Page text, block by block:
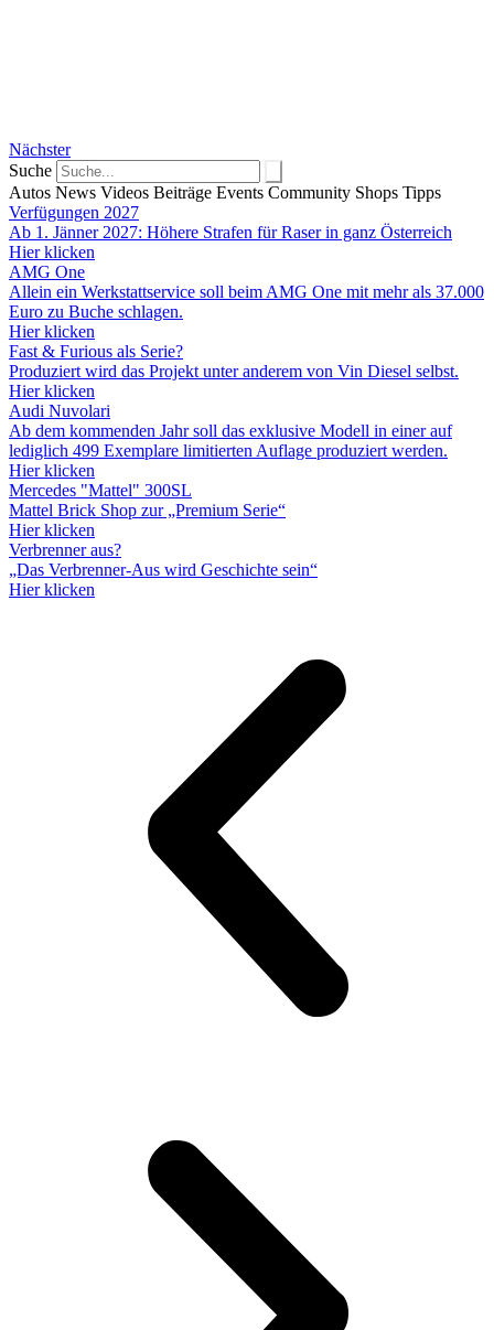
Nächster
Suche
Autos News Videos Beiträge Events Community Shops Tipps
Verfügungen 2027
Ab 1. Jänner 2027: Höhere Strafen für Raser in ganz Österreich
Hier klicken
AMG One
Allein ein Werkstattservice soll beim AMG One mit mehr als 37.000
Euro zu Buche schlagen.
Hier klicken
Fast & Furious als Serie?
Produziert wird das Projekt unter anderem von Vin Diesel selbst.
Hier klicken
Audi Nuvolari
Ab dem kommenden Jahr soll das exklusive Modell in einer auf
lediglich 499 Exemplare limitierten Auflage produziert werden.
Hier klicken
Mercedes "Mattel" 300SL
Mattel Brick Shop zur „Premium Serie“
Hier klicken
Verbrenner aus?
„Das Verbrenner-Aus wird Geschichte sein“
Hier klicken